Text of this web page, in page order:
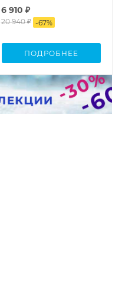
6 910 ₽
20 940 ₽ -67%
ПОДРОБНЕЕ